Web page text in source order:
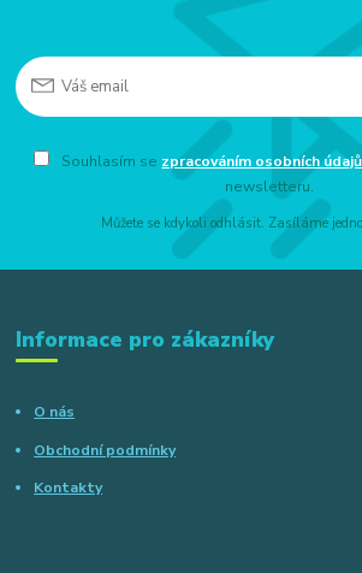
Souhlasím se zpracováním osobních údajů
newsletteru.
Můžete se kdykoli odhlásit. Zasíláme
Informace pro zákazníky
O nás
Obchodní podmínky
Kontakty